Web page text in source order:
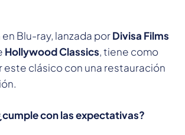
Blu-ray, lanzada porDivisa Films
Hollywood Classics, tiene como
este clásico con una restauración
con las expectativas?